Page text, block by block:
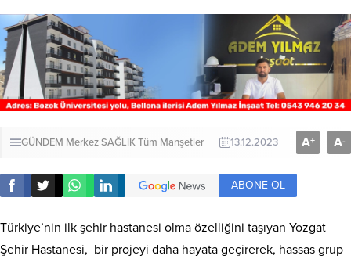
GÜNDEM MerkezSAĞLIKTüm Manşetler 13.12.2023 A+ A-
ABONE OL
Türkiye’nin ilk şehir hastanesi olma özelliğini taşıyan Yozgat
Şehir Hastanesi, bir projeyi daha hayata geçirerek, hassas grup